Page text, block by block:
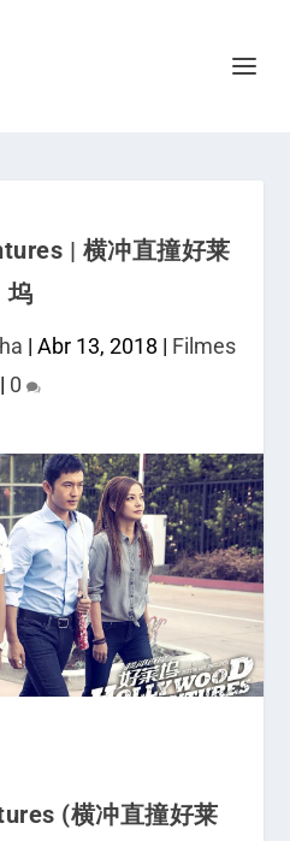
| 横冲直撞好莱
坞
| Abr 13, 2018 | Filmes
| 0
(横冲直撞好莱